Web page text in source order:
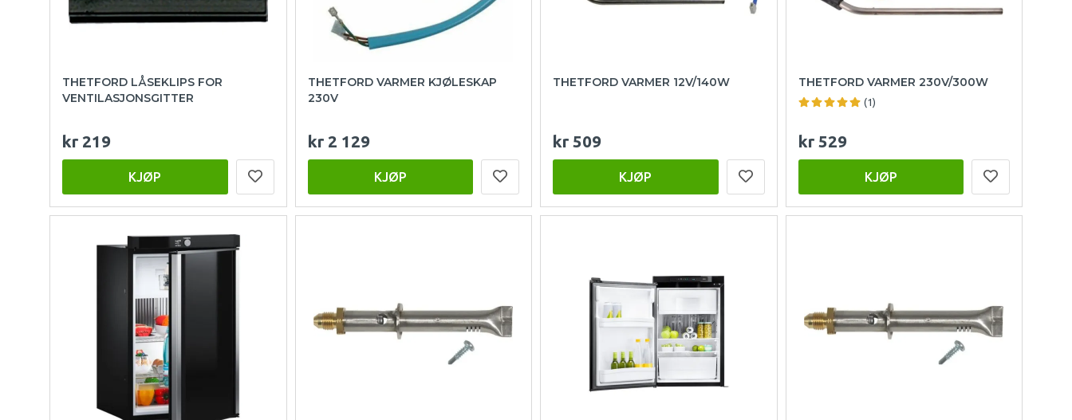
THETFORD LÅSEKLIPS FOR
VENTILASJONSGITTER
kr 219
KJØP
THETFORD VARMER KJØLESKAP
230V
kr 2 129
KJØP
THETFORD VARMER 12V/140W
kr 509
KJØP
THETFORD VARMER 230V/300W
(1)
kr 529
KJØP